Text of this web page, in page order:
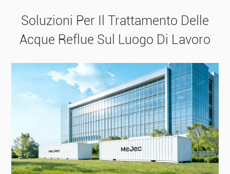
Soluzioni Per Il Trattamento Delle
Acque Reflue Sul Luogo Di Lavoro